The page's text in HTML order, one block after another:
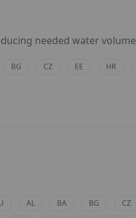
needed water volume
BG CZ EE HR
AL BA BG CZ